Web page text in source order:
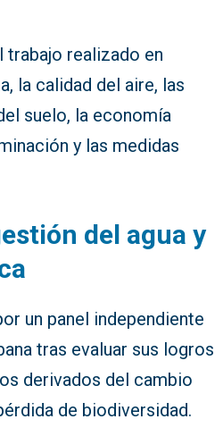
trabajo realizado en
la calidad del aire, las
suelo, la economía
y las medidas
del agua y
un panel independiente
tras evaluar sus logros
derivados del cambio
de biodiversidad.